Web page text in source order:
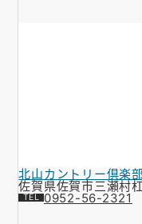
北山カントリー倶楽
佐賀県佐賀市三瀬村
0952-56-2321